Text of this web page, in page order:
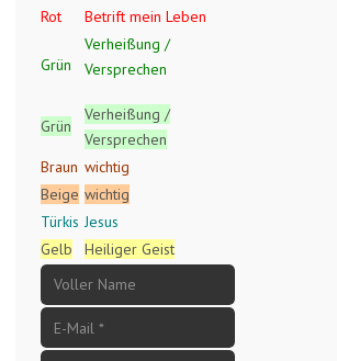
Rot
Betrift mein Leben
Grün
Verheißung /
Versprechen
Grün
Verheißung /
Versprechen
Braun wichtig
Beige wichtig
Türkis Jesus
Gelb
Heiliger Geist